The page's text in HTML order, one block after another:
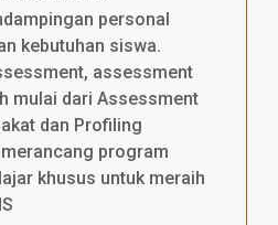
personal
kebutuhan siswa.
assessment
mulai dari Assessment
dan Profiling
program
khusus untuk meraih